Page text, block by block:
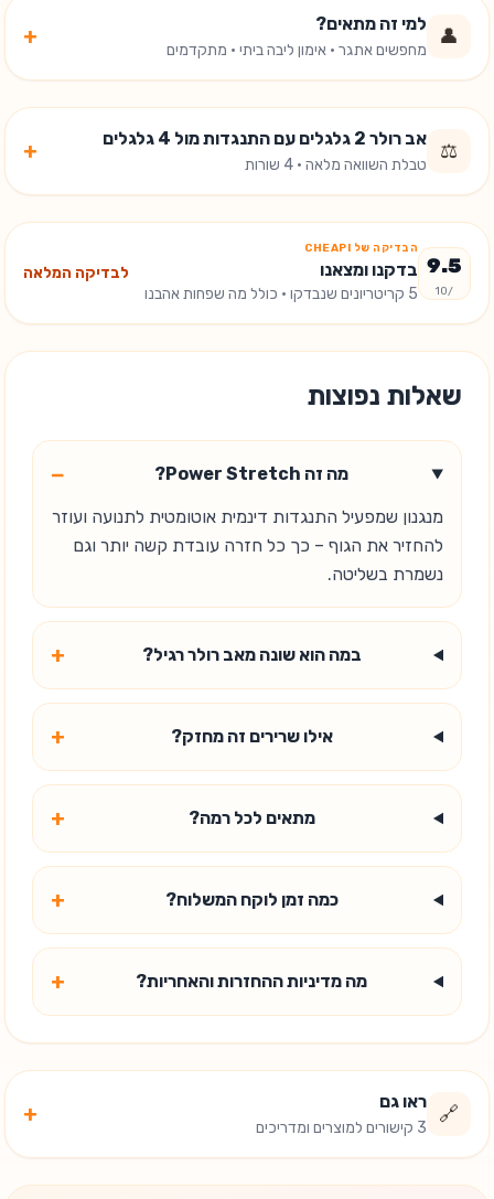
👤
למי זה מתאים?
מחפשים אתגר · אימון ליבה ביתי · מתקדמים
+
⚖️
אב רולר 2 גלגלים עם התנגדות מול 4 גלגלים
טבלת השוואה מלאה · 4 שורות
+
9.5
/10
הבדיקה של CHEAPI
בדקנו ומצאנו
5 קריטריונים שנבדקו · כולל מה שפחות אהבנו
לבדיקה המלאה
שאלות נפוצות
מה זה Power Stretch? −
מנגנון שמפעיל התנגדות דינמית אוטומטית לתנועה ועוזר
להחזיר את הגוף – כך כל חזרה עובדת קשה יותר וגם
נשמרת בשליטה.
במה הוא שונה מאב רולר רגיל? +
אילו שרירים זה מחזק? +
מתאים לכל רמה? +
כמה זמן לוקח המשלוח? +
מה מדיניות ההחזרות והאחריות? +
🔗
ראו גם
3 קישורים למוצרים ומדריכים
+